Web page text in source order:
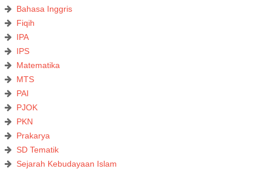
Bahasa Inggris
Fiqih
IPA
IPS
Matematika
MTS
PAI
PJOK
PKN
Prakarya
SD Tematik
Sejarah Kebudayaan Islam